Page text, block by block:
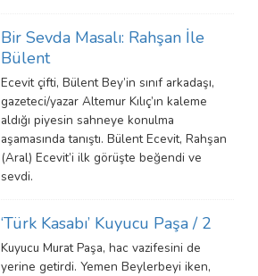
Bir Sevda Masalı: Rahşan İle
Bülent
Ecevit çifti, Bülent Bey’in sınıf arkadaşı,
gazeteci/yazar Altemur Kılıç’ın kaleme
aldığı piyesin sahneye konulma
aşamasında tanıştı. Bülent Ecevit, Rahşan
(Aral) Ecevit’i ilk görüşte beğendi ve
sevdi.
‘Türk Kasabı’ Kuyucu Paşa / 2
Kuyucu Murat Paşa, hac vazifesini de
yerine getirdi. Yemen Beylerbeyi iken,